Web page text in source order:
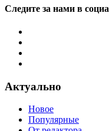
Следите за нами в
Актуально
Новое
Популярные